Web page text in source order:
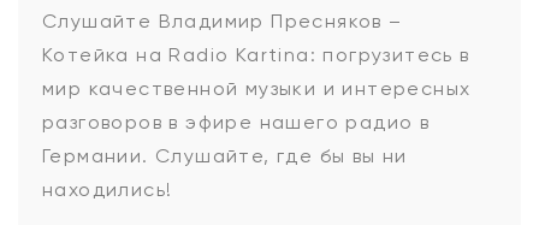
Владимир
Пресняков
-
Слушайте Владимир Пресняков –
Котейка на Radio Kartina: погрузитесь в
мир качественной музыки и интересных
разговоров в эфире нашего радио в
Германии. Слушайте, где бы вы ни
находились!